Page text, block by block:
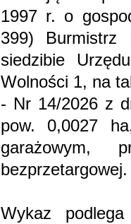
1997 r. o
399)
siedzibie
Wolności 1, na
- Nr 14/2026 z
pow. 0,0027
garażowym,
bezprzetargowej.
Wykaz